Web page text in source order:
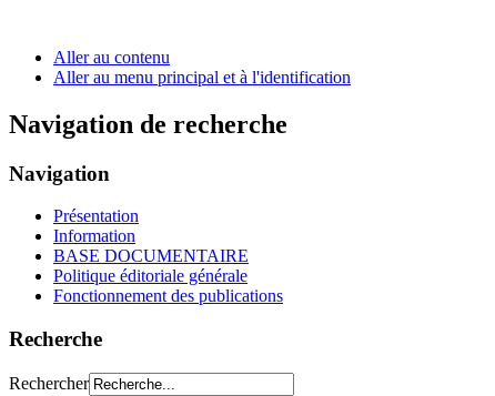
Aller au contenu
Aller au menu principal et à l'identification
Navigation de recherche
Navigation
Présentation
Information
BASE DOCUMENTAIRE
Politique éditoriale générale
Fonctionnement des publications
Recherche
Rechercher